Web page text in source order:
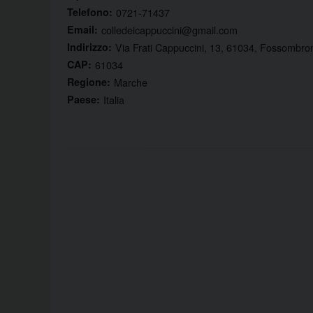
Telefono: 0721-71437
Email: colledeicappuccini@gmail.com
Indirizzo: Via Frati Cappuccini, 13, 61034,
CAP: 61034
Regione: Marche
Paese: Italia